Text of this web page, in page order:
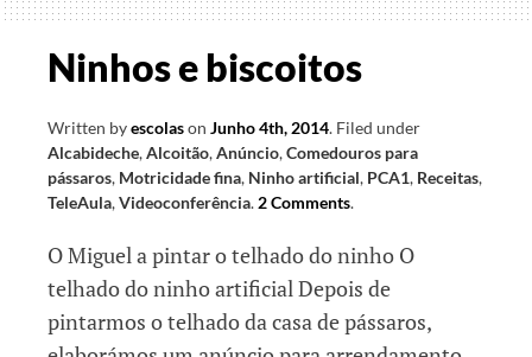
e
Ninhos e biscoitos
Written byescolason Junho 4th, 2014. Filed under
Alcabideche,Alcoitão,Anúncio,Comedouros para
pássaros, Motricidade fina, Ninho artificial, PCA1, Receitas,
TeleAula,Videoconferência. 2 Comments.
O Miguel a pintar o telhado do ninho O
telhado do ninho artificial Depois de
pintarmos o telhado da casa de pássaros,